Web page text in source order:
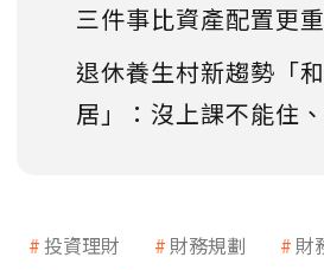
三件事比資產配置更重
退休養生村新趨勢「
居」：沒上課不能住
投資理財 財務規劃 財